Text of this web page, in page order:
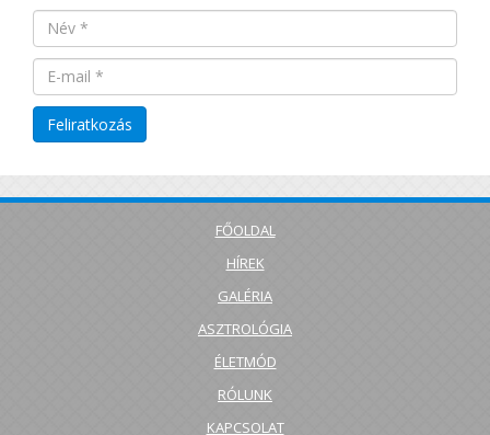
FŐOLDAL
HÍREK
GALÉRIA
ASZTROLÓGIA
ÉLETMÓD
RÓLUNK
KAPCSOLAT